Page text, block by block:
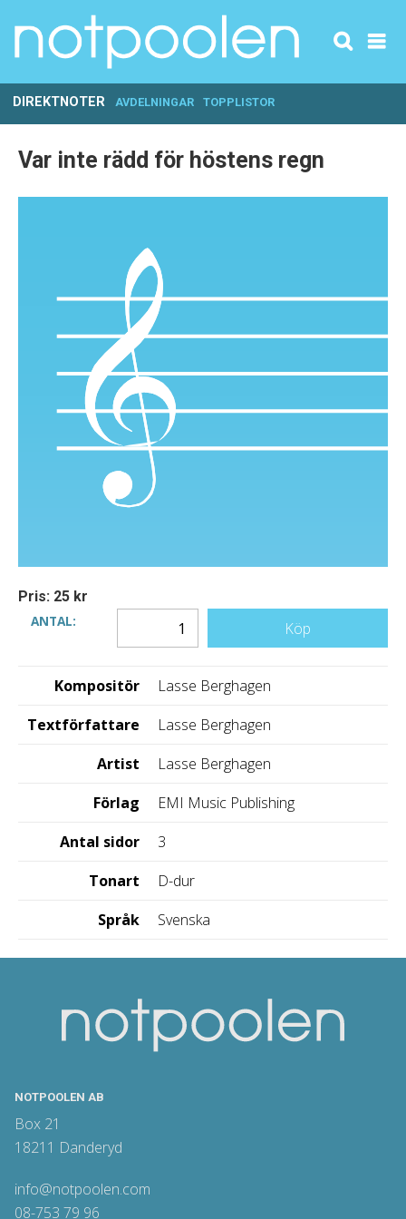
DIREKTNOTER AVDELNINGAR TOPPLISTOR
Var inte rädd för höstens regn
Pris: 25 kr
ANTAL:
Köp
Kompositör
Lasse Berghagen
Textförfattare
Lasse Berghagen
Artist
Lasse Berghagen
Förlag
EMI Music Publishing
Antal sidor
3
Tonart
D-dur
Språk
Svenska
NOTPOOLEN AB
Box 21
18211 Danderyd
info@notpoolen.com
08-753 79 96